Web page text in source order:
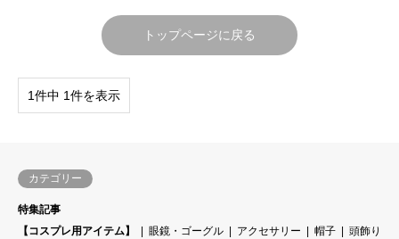
トップページに戻る
1件中 1件を表示
カテゴリー
特集記事
【コスプレ用アイテム】
眼鏡・ゴーグル アクセサリー 帽子
頭飾り